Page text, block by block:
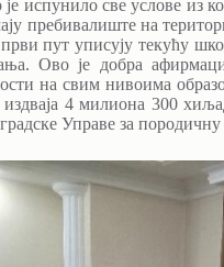
испунило све услове из
пребивалиште на
пут уписују текућу
Ово је добра
на свим нивоима
4 милиона 300
Управе за